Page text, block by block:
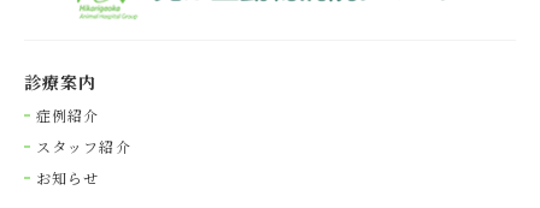
診療案内
症例紹介
スタッフ紹介
お知らせ